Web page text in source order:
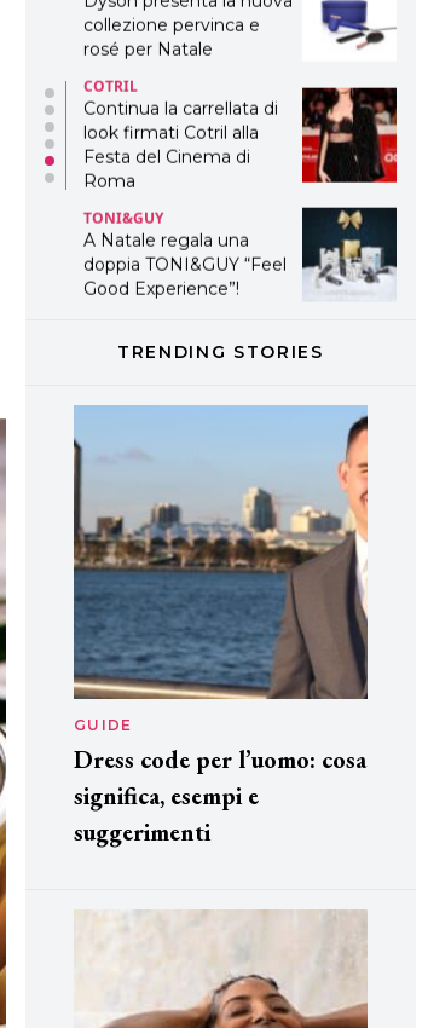
collezione pervinca e
rosé per Natale
COTRIL
Continua la carrellata di
look firmati Cotril alla
Festa del Cinema di
Roma
TONI&GUY
A Natale regala una
doppia TONI&GUY “Feel
Good Experience”!
LABEL.M lancia la sua
DAVINES
cofanetti beauty preziosi
per un regalo adatto ad
ogni capello
TRENDING STORIES
GUIDE
Dress code per l’uomo: cosa
significa, esempi e
suggerimenti